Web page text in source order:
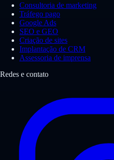
Consultoria de marketing
Tráfego pago
Google Ads
SEO e GEO
Criação de sites
Implantação de CRM
Assessoria de imprensa
Redes e contato